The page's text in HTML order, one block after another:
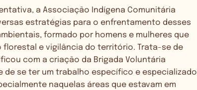
a Associação Indígena Comunitária
estratégias para o enfrentamento desses
formado por homens e mulheres que
e vigilância do território. Trata-se de
com a criação da Brigada Voluntária
de se ter um trabalho específico e especializado
naquelas áreas que estavam em